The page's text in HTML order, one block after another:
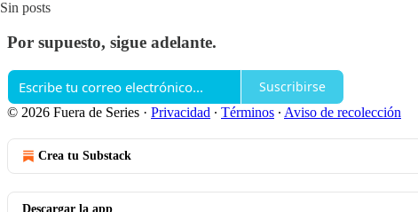
Sin posts
Por supuesto, sigue adelante.
Suscribirse
© 2026 Fuera de Series · Privacidad ∙ Términos ∙ Aviso de recolección
Crea tu Substack
Descargar la app